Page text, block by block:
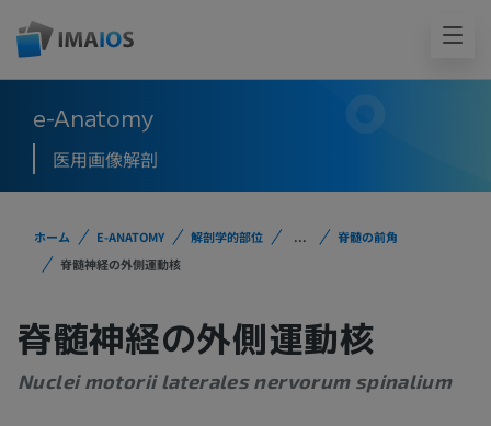
e-Anatomy
医用画像解剖
ホーム E-ANATOMY 解剖学的部位 ...
脊髄の前角
脊髄神経の外側運動核
脊髄神経の外側運動核
Nuclei motorii laterales nervorum spinalium